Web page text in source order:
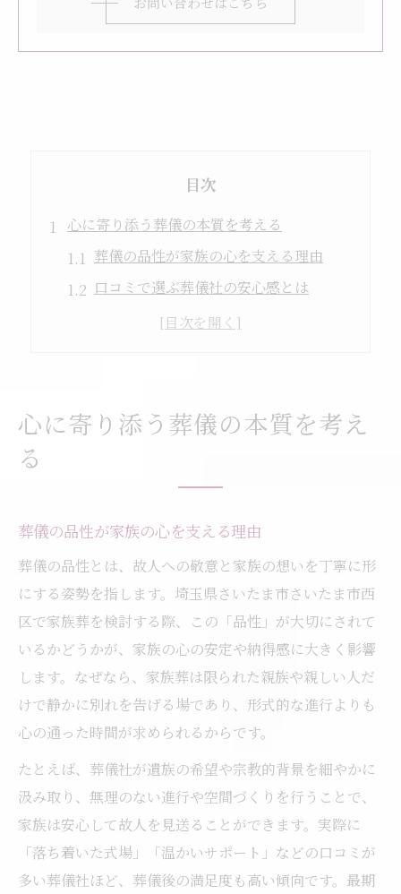
目次
心に寄り添う葬儀の本質を考える
葬儀の品性が家族の心を支える理由
口コミで選ぶ葬儀社の安心感とは
葬儀における真心を大切にする意味
家族の希望で選ぶ葬儀の流れと安心感
葬儀費用の透明性と納得の進行プラン
家族葬で実現する柔軟な式場選びのコツ
温かい別れを叶える家族葬のヒント集
葬儀品性が光る家族葬の進め方と工夫
家族葬に適した式場選びのポイント
口コミから学ぶ温かな葬儀の演出法
葬儀社のスタッフが支える心のケア
家族葬で大切にしたい安らぎの空間
もしもの時に備える納得の葬儀準備術
葬儀準備で大切な事前相談の活用法
口コミで選ぶ安心の葬儀社準備ポイント
家族葬のための葬儀品性重視の準備術
心に寄り添う葬儀の本質を考え
る
葬儀の品性が家族の心を支える理由
葬儀の品性とは、故人への敬意と家族の想いを丁寧に形
にする姿勢を指します。埼玉県さいたま市さいたま市西
区で家族葬を検討する際、この「品性」が大切にされて
いるかどうかが、家族の心の安定や納得感に大きく影響
します。なぜなら、家族葬は限られた親族や親しい人だ
けで静かに別れを告げる場であり、形式的な進行よりも
心の通った時間が求められるからです。
たとえば、葬儀社が遺族の希望や宗教的背景を細やかに
汲み取り、無理のない進行や空間づくりを行うことで、
家族は安心して故人を見送ることができます。実際に
「落ち着いた式場」「温かいサポート」などの口コミが
多い葬儀社ほど、葬儀後の満足度も高い傾向です。最期